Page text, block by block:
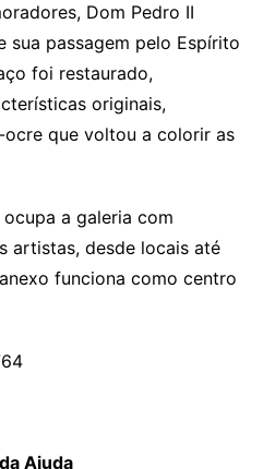
Dom Pedro II
sua passagem pelo Espírito
foi restaurado,
originais,
que voltou a colorir as
a galeria com
artistas, desde locais até
funciona como centro
Ajuda